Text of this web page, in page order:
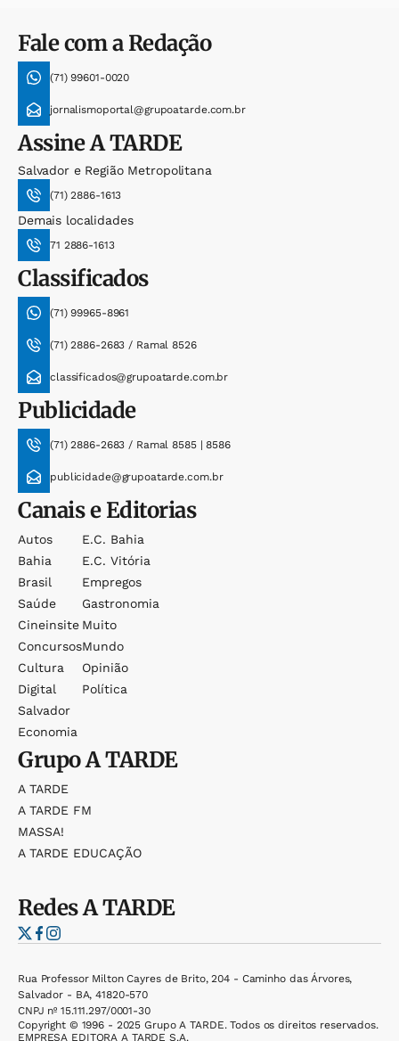
Fale com a Redação
(71) 99601-0020
jornalismoportal@grupoatarde.com.br
AssineA TARDE
Salvador e Região Metropolitana
(71) 2886-1613
Demais localidades
71 2886-1613
Classificados
(71) 99965-8961
(71) 2886-2683 / Ramal 8526
classificados@grupoatarde.com.br
Publicidade
(71) 2886-2683 / Ramal 8585 | 8586
publicidade@grupoatarde.com.br
Canais e Editorias
Autos
Bahia
Brasil
Saúde
Cineinsite
Concursos
Cultura
Digital
Salvador
Economia
E.c. Bahia
E.c. Vitória
Empregos
Gastronomia
Muito
Mundo
Opinião
Política
GrupoA TARDE
A TARDE
A TARDE FM
MASSA!
A TARDE EDUCAÇÃO
RedesA TARDE
Rua Professor Milton Cayres de Brito, 204 - Caminho das Árvores,
Salvador - BA, 41820-570
CNPJ nº 15.111.297/0001-30
Copyright © 1996 - 2025 Grupo A TARDE. Todos os direitos reservados.
EMPRESA EDITORA A TARDE S.A.